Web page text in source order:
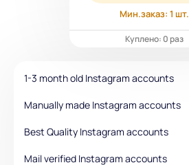
Мин.заказ: 1 шт.
Куплено: 0 раз
1-3 month old Instagram accounts
Manually made Instagram accounts
Best Quality Instagram accounts
Mail verified Instagram accounts